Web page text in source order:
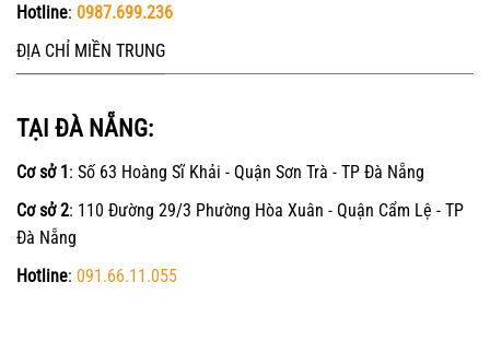
Hotline: 0987.699.236
ĐỊA CHỈ MIỀN TRUNG
TẠI ĐÀ NẴNG:
Cơ sở 1: Số 63 Hoàng Sĩ Khải - Quận Sơn Trà - TP Đà Nẵng
Cơ sở 2: 110 Đường 29/3 Phường Hòa Xuân - Quận Cẩm Lệ - TP
Đà Nẵng
Hotline: 091.66.11.055